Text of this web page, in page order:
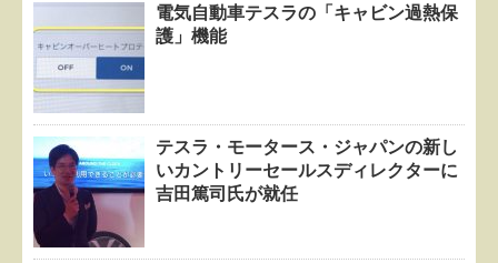
電気自動車テスラの「キャビン過熱保
護」機能
テスラ・モータース・ジャパンの新し
いカントリーセールスディレクターに
吉田篤司氏が就任